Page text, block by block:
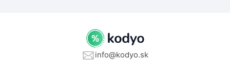
info@kodyo.sk